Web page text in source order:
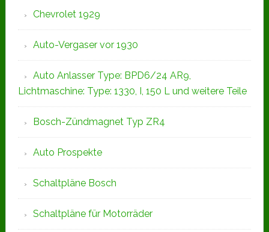
Chevrolet 1929
Auto-Vergaser vor 1930
Auto Anlasser Type: BPD6/24 AR9,
Lichtmaschine: Type: 1330, I, 150 L und weitere Teile
Bosch-Zündmagnet Typ ZR4
Auto Prospekte
Schaltpläne Bosch
Schaltpläne für Motorräder